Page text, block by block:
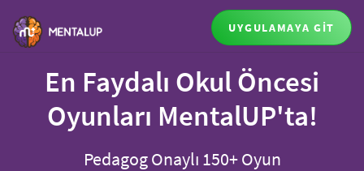
UYGULAMAYA GİT
En Faydalı Okul Öncesi
Oyunları MentalUP'ta!
Pedagog Onaylı 150+ Oyun